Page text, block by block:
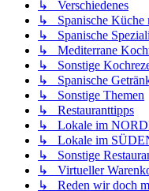
↳ Verschiedenes
↳ Spanische Küche
↳ Spanische
↳ Mediterrane
↳ Sonstige
↳ Spanische
↳ Sonstige Themen
↳ Restauranttipps
↳ Lokale im
↳ Lokale im
↳ Sonstige
↳ Virtueller
↳ Reden wir doch